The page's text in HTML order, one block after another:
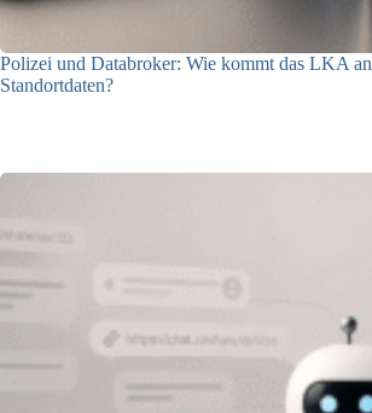
Polizei und Databroker: Wie kommt das LKA
Standortdaten?